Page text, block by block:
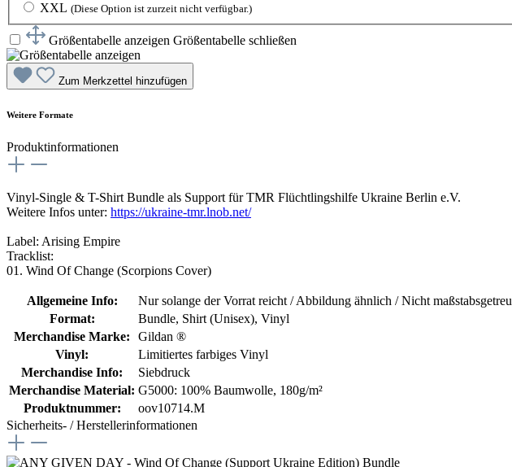
XXL (Diese Option ist zurzeit nicht verfügbar.)
Größentabelle anzeigen Größentabelle schließen
Zum Merkzettel hinzufügen
Weitere Formate
Produktinformationen
Vinyl-Single & T-Shirt Bundle als Support für TMR Flüchtlingshilfe Ukraine Berlin e.V.
Weitere Infos unter: https://ukraine-tmr.lnob.net/
Label: Arising Empire
Tracklist:
01. Wind Of Change (Scorpions Cover)
Allgemeine Info:
Nur solange der Vorrat reicht / Abbildung ähnlich / Nicht maßstabsgetreu
Format:
Bundle, Shirt (Unisex), Vinyl
Merchandise Marke:
Gildan ®
Vinyl:
Limitiertes farbiges Vinyl
Merchandise Info:
Siebdruck
Merchandise Material: G5000: 100% Baumwolle, 180g/m²
Produktnummer:
oov10714.M
Sicherheits- / Herstellerinformationen